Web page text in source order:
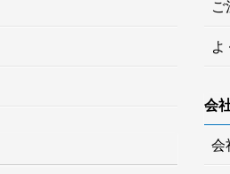
ご
よ
会
会